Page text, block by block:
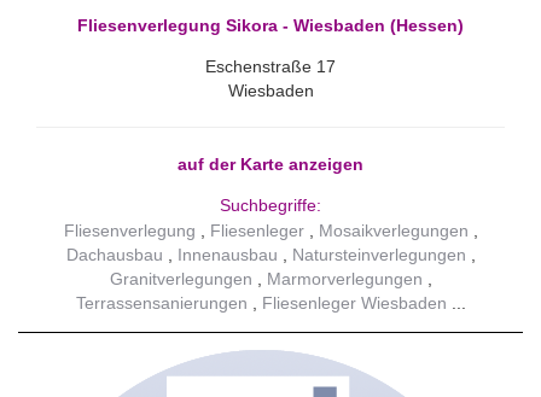
Fliesenverlegung Sikora - Wiesbaden (Hessen)
Eschenstraße 17
Wiesbaden
auf der Karte anzeigen
Suchbegriffe:
Fliesenverlegung
Fliesenleger
Mosaikverlegungen
Dachausbau
Innenausbau
Natursteinverlegungen
Granitverlegungen
Marmorverlegungen
Terrassensanierungen
Fliesenleger Wiesbaden